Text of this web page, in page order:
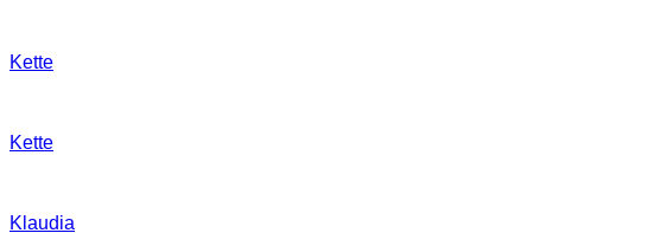
Kette
Kette
Klaudia